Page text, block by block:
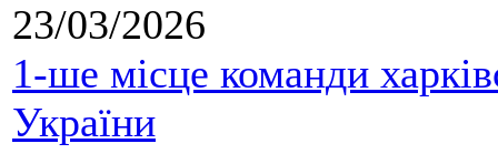
23/03/2026
1-ше місце команди
України